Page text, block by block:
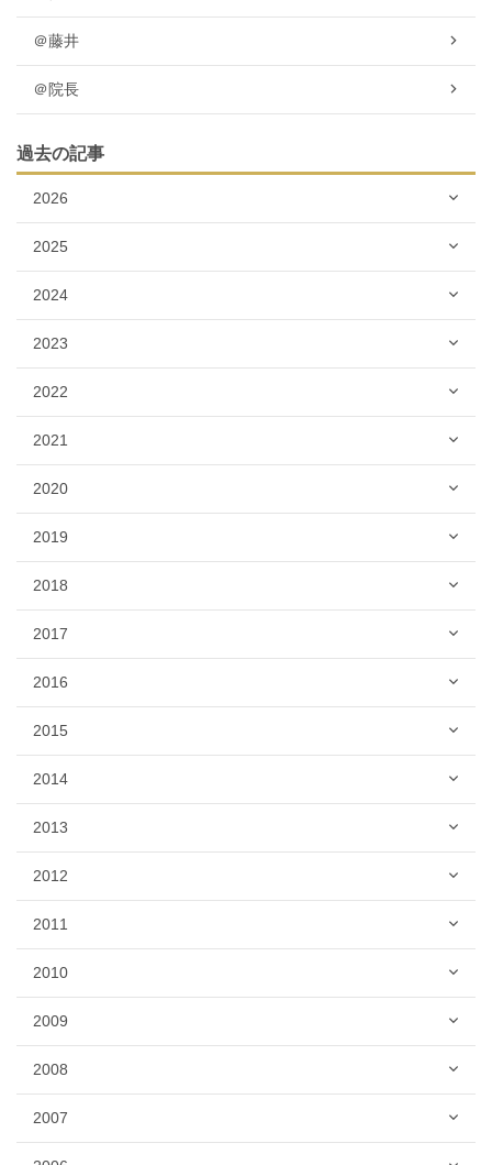
＠藤井
＠院長
過去の記事
2026
2025
2024
2023
2022
2021
2020
2019
2018
2017
2016
2015
2014
2013
2012
2011
2010
2009
2008
2007